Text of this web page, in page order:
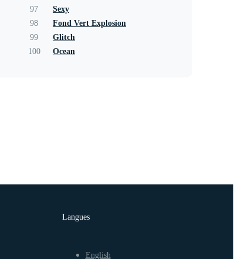
97
Sexy
98
Fond Vert Explosion
99
Glitch
100
Ocean
Langues
English